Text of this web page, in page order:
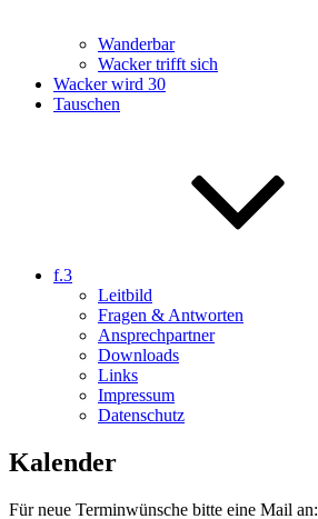
Wanderbar
Wacker trifft sich
Wacker wird 30
Tauschen
f.3
Leitbild
Fragen & Antworten
Ansprechpartner
Downloads
Links
Impressum
Datenschutz
Kalender
Für neue Terminwünsche bitte eine Mail an: